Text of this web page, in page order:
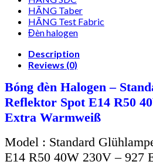
HÃNG Taber
HÃNG Test Fabric
Đèn halogen
Description
Reviews (0)
Bóng đèn Halogen –
Reflektor Spot E14 R50
Extra Warmweiß
Model : Standard
E14 R50 40W 230V – 927